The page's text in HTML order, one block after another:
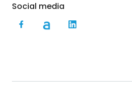
Social media